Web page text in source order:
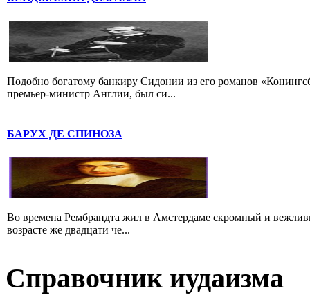
Подобно богатому банкиру Сидонии из его романов
премьер-министр Англии, был си...
БАРУХ ДЕ СПИНОЗА
Во времена Рембрандта жил в Амстердаме скромный и
возрасте же двадцати че...
Справочник иудаизма